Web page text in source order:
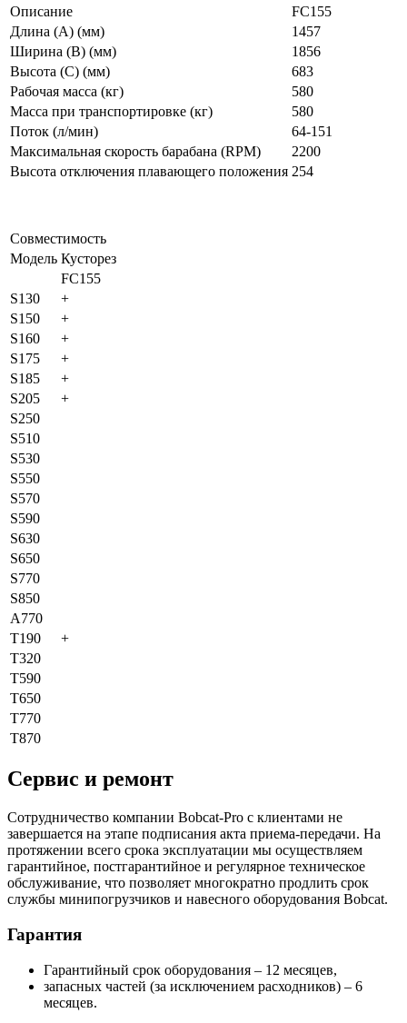
Описание
FC155
Длина (A) (мм)
1457
Ширина (B) (мм)
1856
Высота (C) (мм)
683
Рабочая масса (кг)
580
Масса при транспортировке (кг)
580
Поток (л/мин)
64-151
Максимальная скорость барабана (RPM)
2200
Высота отключения плавающего положения 254
Совместимость
Модель Кусторез
FC155
S130
+
S150
+
S160
+
S175
+
S185
+
S205
+
S250
S510
S530
S550
S570
S590
S630
S650
S770
S850
A770
T190
+
T320
T590
T650
T770
T870
Сервис и ремонт
Сотрудничество компании Bobcat-Pro с клиентами не
завершается на этапе подписания акта приема-передачи. На
протяжении всего срока эксплуатации мы осуществляем
гарантийное, постгарантийное и регулярное техническое
обслуживание, что позволяет многократно продлить срок
службы минипогрузчиков и навесного оборудования Bobcat.
Гарантия
Гарантийный срок оборудования – 12 месяцев,
запасных частей (за исключением расходников) – 6
месяцев.